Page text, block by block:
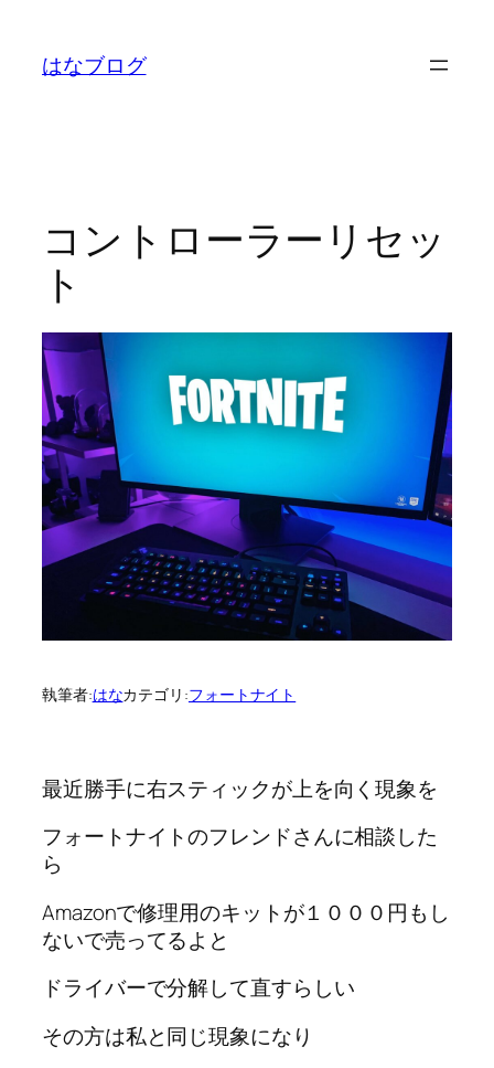
はなブログ
コントローラーリセッ
ト
執筆者:はなカテゴリ:フォートナイト
最近勝手に右スティックが上を向く現象を
フォートナイトのフレンドさんに相談した
ら
Amazonで修理用のキットが１０００円もし
ないで売ってるよと
ドライバーで分解して直すらしい
その方は私と同じ現象になり